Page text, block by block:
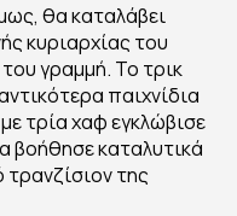
θα καταλάβει
κυριαρχίας του
γραμμή. Το τρικ
παιχνίδια
τρία χαφ εγκλώβισε
βοήθησε καταλυτικά
τρανζίσιον της